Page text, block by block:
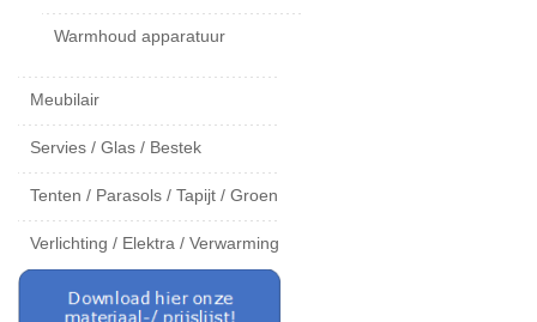
Warmhoud apparatuur
Meubilair
Servies / Glas / Bestek
Tenten / Parasols / Tapijt / Groen
Verlichting / Elektra / Verwarming